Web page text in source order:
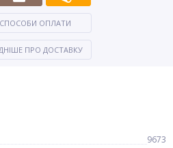
СПОСОБИ ОПЛАТИ
ПРО ДОСТАВКУ
9673